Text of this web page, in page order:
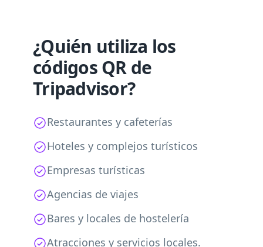
¿Quién utiliza los
códigos QR de
Tripadvisor?
Restaurantes y cafeterías
Hoteles y complejos turísticos
Empresas turísticas
Agencias de viajes
Bares y locales de hostelería
Atracciones y servicios locales.